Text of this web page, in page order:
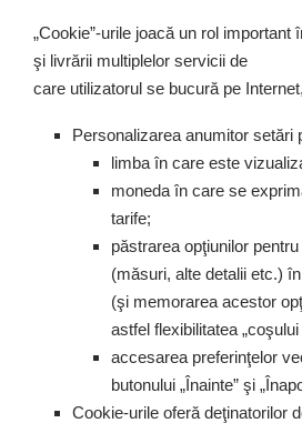
„Cookie”-urile joacă un rol important
şi livrării multiplelor servicii de
care utilizatorul se bucură pe
Personalizarea anumitor setări
limba în care este
moneda în care se
tarife;
păstrarea opţiunilor
(măsuri, alte detalii etc.)
(şi memorarea acestor
astfel flexibilitatea
accesarea preferinţelor
butonului „Înainte” şi
Cookie-urile oferă deţinatorilor